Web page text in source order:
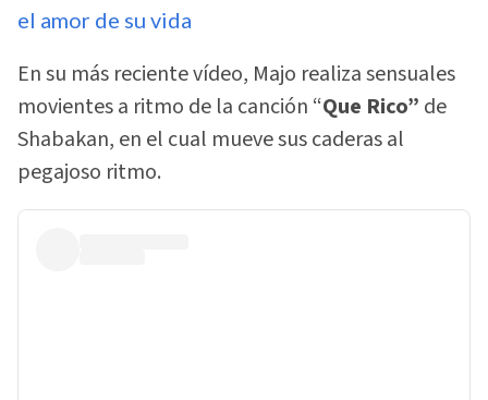
el amor de su vida
En su más reciente vídeo, Majo realiza sensuales
movientes a ritmo de la canción “Que Rico” de
Shabakan, en el cual mueve sus caderas al
pegajoso ritmo.